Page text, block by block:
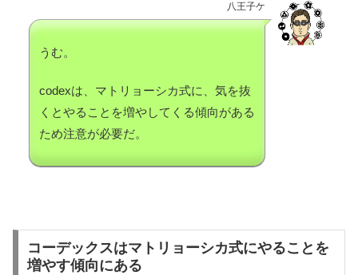
八王子ケ
うむ。
codexは、マトリョーシカ式に、気を抜
くとやることを増やしてくる傾向がある
ため注意が必要だ。
コーデックスはマトリョーシカ式にやることを
増やす傾向にある